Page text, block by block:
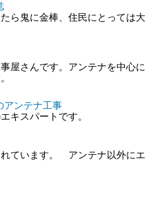
ら鬼に金棒、住民にとっては大
屋さんです。アンテナを中心に
アンテナ工事
キスパートです。
ています。 アンテナ以外にエ